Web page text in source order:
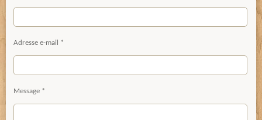
Adresse e-mail *
Message *